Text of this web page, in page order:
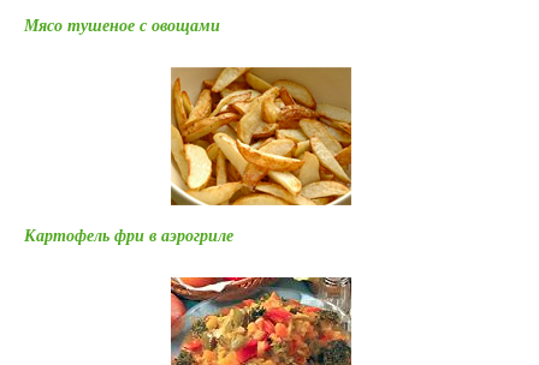
Мясо тушеное с овощами
Картофель фри в аэрогриле